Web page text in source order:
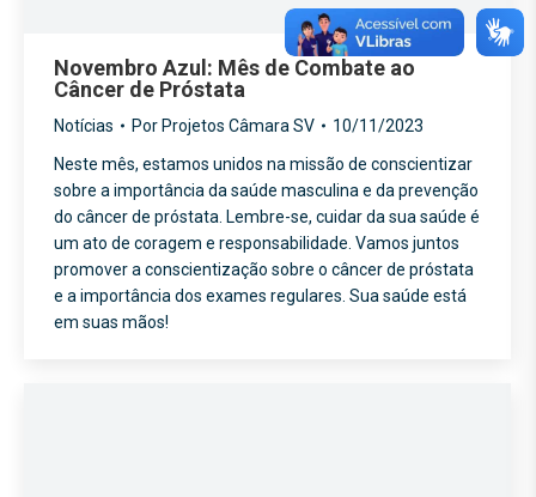
Novembro Azul: Mês de Combate ao
Câncer de Próstata
Notícias Por Projetos Câmara SV
10/11/2023
Neste mês, estamos unidos na missão de conscientizar
sobre a importância da saúde masculina e da prevenção
do câncer de próstata. Lembre-se, cuidar da sua saúde é
um ato de coragem e responsabilidade. Vamos juntos
promover a conscientização sobre o câncer de próstata
e a importância dos exames regulares. Sua saúde está
em suas mãos!